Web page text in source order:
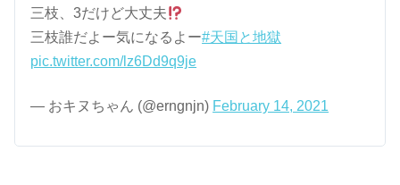
三枝、3だけど大丈夫
三枝誰だよー気になるよー#天国と地獄
pic.twitter.com/lz6Dd9q9je
— おキヌちゃん (@erngnjn) February 14, 2021